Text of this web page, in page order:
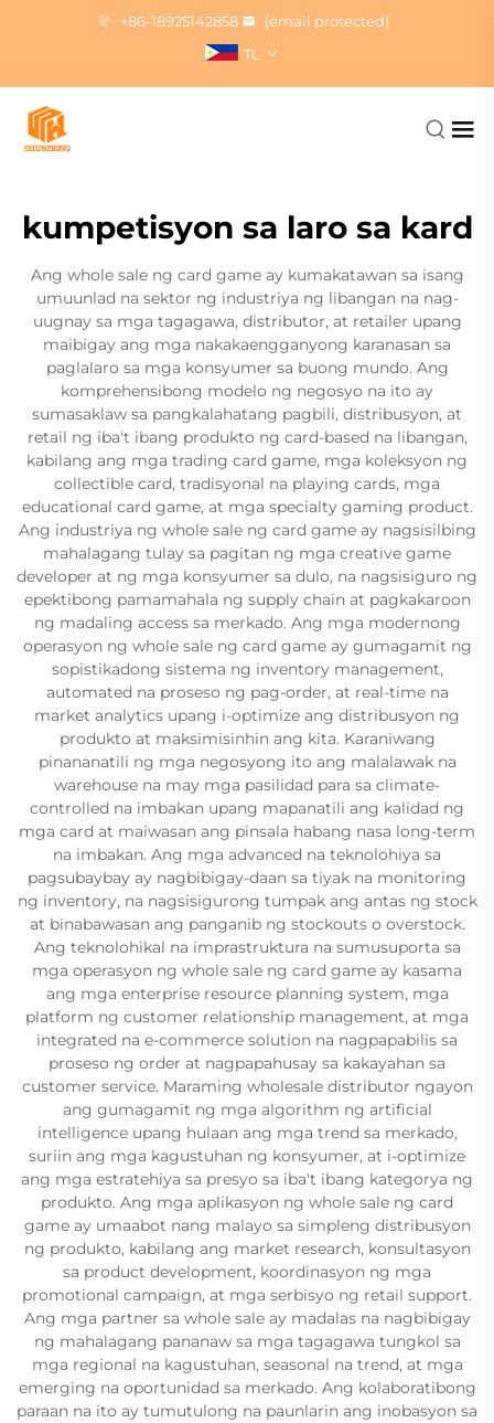
+86-18925142858
[email protected]
TL
kumpetisyon sa laro sa kard
Ang whole sale ng card game ay kumakatawan sa isang
umuunlad na sektor ng industriya ng libangan na nag-
uugnay sa mga tagagawa, distributor, at retailer upang
maibigay ang mga nakakaengganyong karanasan sa
paglalaro sa mga konsyumer sa buong mundo. Ang
komprehensibong modelo ng negosyo na ito ay
sumasaklaw sa pangkalahatang pagbili, distribusyon, at
retail ng iba't ibang produkto ng card-based na libangan,
kabilang ang mga trading card game, mga koleksyon ng
collectible card, tradisyonal na playing cards, mga
educational card game, at mga specialty gaming product.
Ang industriya ng whole sale ng card game ay nagsisilbing
mahalagang tulay sa pagitan ng mga creative game
developer at ng mga konsyumer sa dulo, na nagsisiguro ng
epektibong pamamahala ng supply chain at pagkakaroon
ng madaling access sa merkado. Ang mga modernong
operasyon ng whole sale ng card game ay gumagamit ng
sopistikadong sistema ng inventory management,
automated na proseso ng pag-order, at real-time na
market analytics upang i-optimize ang distribusyon ng
produkto at maksimisinhin ang kita. Karaniwang
pinananatili ng mga negosyong ito ang malalawak na
warehouse na may mga pasilidad para sa climate-
controlled na imbakan upang mapanatili ang kalidad ng
mga card at maiwasan ang pinsala habang nasa long-term
na imbakan. Ang mga advanced na teknolohiya sa
pagsubaybay ay nagbibigay-daan sa tiyak na monitoring
ng inventory, na nagsisigurong tumpak ang antas ng stock
at binabawasan ang panganib ng stockouts o overstock.
Ang teknolohikal na imprastruktura na sumusuporta sa
mga operasyon ng whole sale ng card game ay kasama
ang mga enterprise resource planning system, mga
platform ng customer relationship management, at mga
integrated na e-commerce solution na nagpapabilis sa
proseso ng order at nagpapahusay sa kakayahan sa
customer service. Maraming wholesale distributor ngayon
ang gumagamit ng mga algorithm ng artificial
intelligence upang hulaan ang mga trend sa merkado,
suriin ang mga kagustuhan ng konsyumer, at i-optimize
ang mga estratehiya sa presyo sa iba't ibang kategorya ng
produkto. Ang mga aplikasyon ng whole sale ng card
game ay umaabot nang malayo sa simpleng distribusyon
ng produkto, kabilang ang market research, konsultasyon
sa product development, koordinasyon ng mga
promotional campaign, at mga serbisyo ng retail support.
Ang mga partner sa whole sale ay madalas na nagbibigay
ng mahalagang pananaw sa mga tagagawa tungkol sa
mga regional na kagustuhan, seasonal na trend, at mga
emerging na oportunidad sa merkado. Ang kolaboratibong
paraan na ito ay tumutulong na paunlarin ang inobasyon sa